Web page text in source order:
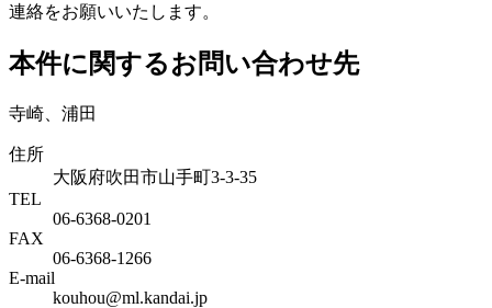
連絡をお願いいたします。
本件に関するお問い合わせ先
寺崎、浦田
住所
大阪府吹田市山手町3-3-35
TEL
06-6368-0201
FAX
06-6368-1266
E-mail
kouhou@ml.kandai.jp